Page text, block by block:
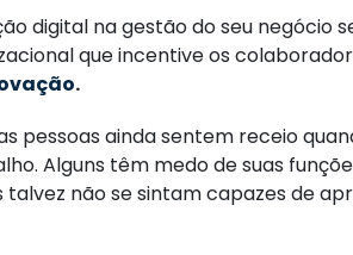
digital na gestão do seu negócio
que incentive os
.
pessoas ainda sentem receio
Alguns têm medo de suas
não se sintam capazes de